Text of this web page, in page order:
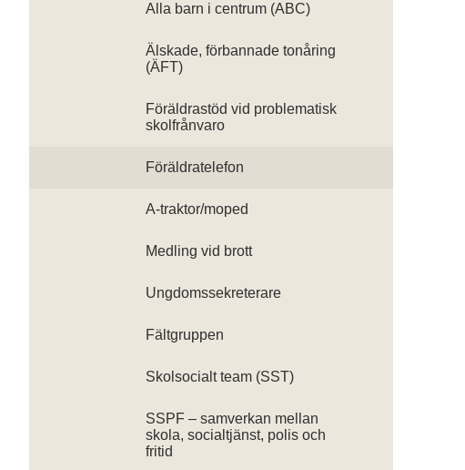
Alla barn i centrum (ABC)
Älskade, förbannade tonåring
(ÄFT)
Föräldrastöd vid problematisk
skolfrånvaro
Föräldratelefon
A-traktor/moped
Medling vid brott
Ungdomssekreterare
Fältgruppen
Skolsocialt team (SST)
SSPF – samverkan mellan
skola, socialtjänst, polis och
fritid